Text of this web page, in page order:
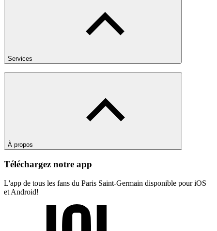
Services
À propos
Téléchargez notre app
L'app de tous les fans du Paris Saint-Germain disponible pour iOS
et Android!